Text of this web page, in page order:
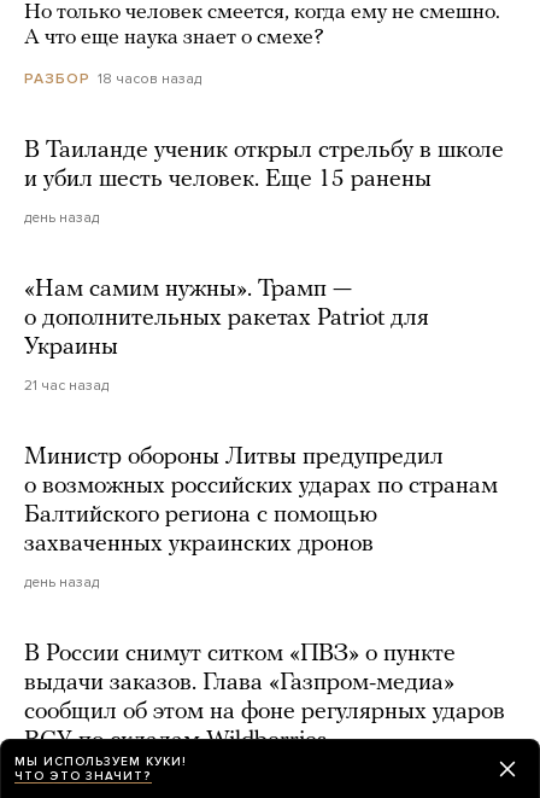
Но только человек смеется, когда ему не смешно.
А что еще наука знает о смехе?
РАЗБОР 18 часов назад
В Таиланде ученик открыл стрельбу в школе
и убил шесть человек. Еще 15 ранены
день назад
«Нам самим нужны». Трамп —
о дополнительных ракетах Patriot для
Украины
21 час назад
Министр обороны Литвы предупредил
о возможных российских ударах по странам
Балтийского региона с помощью
захваченных украинских дронов
день назад
В России снимут ситком «ПВЗ» о пункте
выдачи заказов. Глава «Газпром-медиа»
сообщил об этом на фоне регулярных ударов
ВСУ по складам Wildberries
день назад
МЫ ИСПОЛЬЗУЕМ КУКИ!
ЧТО ЭТО ЗНАЧИТ?